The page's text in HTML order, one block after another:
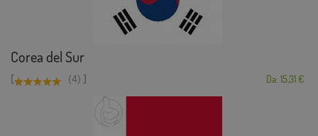
Corea del Sur
[ (4) ] Da: 15,31 €